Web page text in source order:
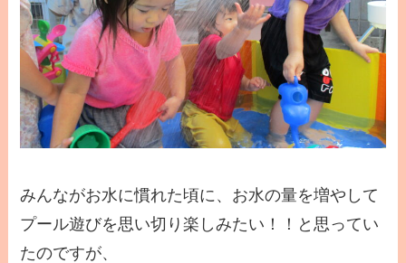
みんながお水に慣れた頃に、お水の量を増やして
プール遊びを思い切り楽しみたい！！と思ってい
たのですが、